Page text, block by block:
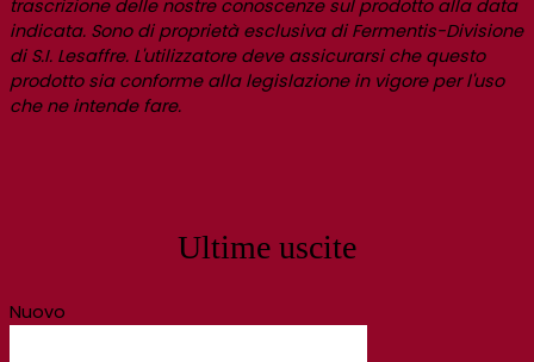
trascrizione delle nostre conoscenze sul prodotto alla data
indicata. Sono di proprietà esclusiva di Fermentis-Divisione
di S.I. Lesaffre. L'utilizzatore deve assicurarsi che questo
prodotto sia conforme alla legislazione in vigore per l'uso
che ne intende fare.
Ultime uscite
Nuovo